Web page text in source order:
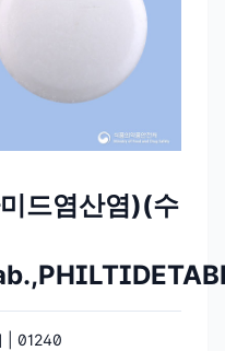
드염산염)(수
| 01240